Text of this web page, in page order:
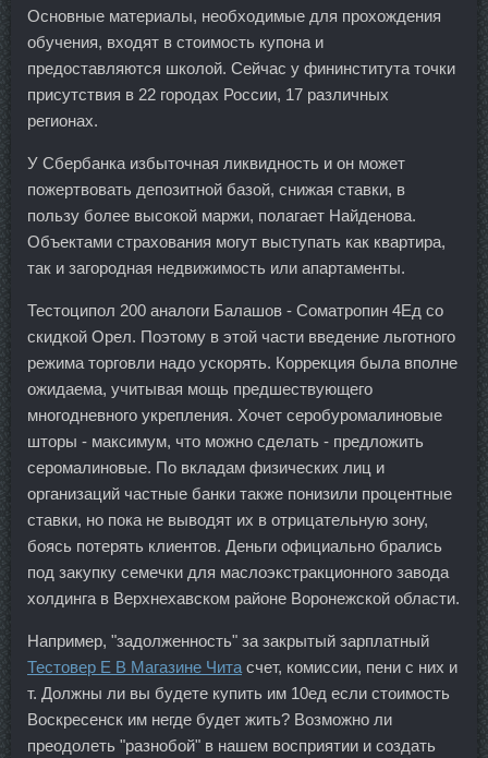
Основные материалы, необходимые для прохождения
обучения, входят в стоимость купона и
предоставляются школой. Сейчас у фининститута точки
присутствия в 22 городах России, 17 различных
регионах.
У Сбербанка избыточная ликвидность и он может
пожертвовать депозитной базой, снижая ставки, в
пользу более высокой маржи, полагает Найденова.
Объектами страхования могут выступать как квартира,
так и загородная недвижимость или апартаменты.
Тестоципол 200 аналоги Балашов - Cоматропин 4Ед со
скидкой Орел. Поэтому в этой части введение льготного
режима торговли надо ускорять. Коррекция была вполне
ожидаема, учитывая мощь предшествующего
многодневного укрепления. Хочет серобуромалиновые
шторы - максимум, что можно сделать - предложить
серомалиновые. По вкладам физических лиц и
организаций частные банки также понизили процентные
ставки, но пока не выводят их в отрицательную зону,
боясь потерять клиентов. Деньги официально брались
под закупку семечки для маслоэкстракционного завода
холдинга в Верхнехавском районе Воронежской области.
Например, "задолженность" за закрытый зарплатный
Тестовер Е В Магазине Чита счет, комиссии, пени с них и
т. Должны ли вы будете купить им 10ед если стоимость
Воскресенск им негде будет жить? Возможно ли
преодолеть "разнобой" в нашем восприятии и создать